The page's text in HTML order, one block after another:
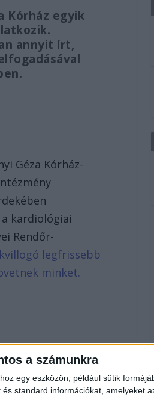
a számunkra
egy eszközön, például sütik
standard információkat, amelyeket
Kórház egyik
annyit írt,
Géza Kórház-
kardiológiai
Rendőr-
legfrissebb
minket.